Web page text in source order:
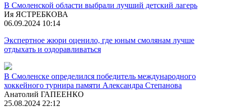
В Смоленской области выбрали лучший детский лагерь
Ия ЯСТРЕБКОВА
06.09.2024 10:14
Экспертное жюри оценило, где юным смолянам лучше
отдыхать и оздоравливаться
В Смоленске определился победитель международного
хоккейного турнира памяти Александра Степанова
Анатолий ГАПЕЕНКО
25.08.2024 22:12